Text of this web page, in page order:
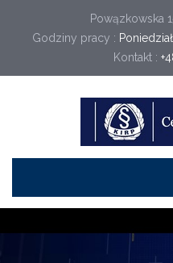
Powązkowska
Godziny pracy :
Kontakt :